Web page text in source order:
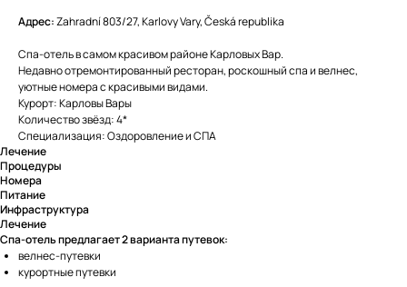
Адрес:Zahradní 803/27, Karlovy Vary, Česká republika
Спа-отель в самом красивом районе Карловых Вар.
Недавно отремонтированный ресторан, роскошный спа и велнес,
уютные номера с красивыми видами.
Курорт: Карловы Вары
Количество звёзд: 4*
Специализация: Оздоровление и СПА
Лечение
Процедуры
Номера
Питание
Инфраструктура
Лечение
Спа-отель предлагает 2 варианта путевок:
велнес-путевки
курортные путевки